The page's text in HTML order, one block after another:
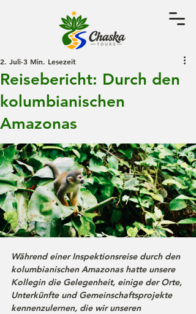
Reisebericht: Durch den
kolumbianischen
Amazonas
2. Juli 3 Min. Lesezeit
Während einer Inspektionsreise durch den
kolumbianischen Amazonas hatte unsere
Kollegin die Gelegenheit, einige der Orte,
Unterkünfte und Gemeinschaftsprojekte
kennenzulernen, die wir unseren